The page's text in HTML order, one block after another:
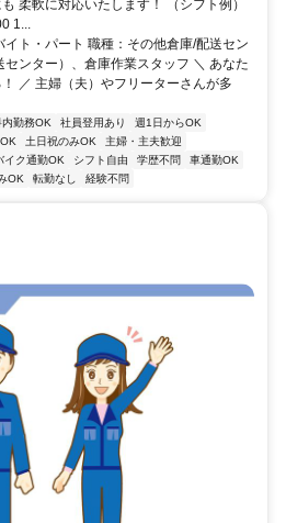
柔軟に対応いたします！ （シフト例）
1...
ト・パート 職種：その他倉庫/配送セン
ンター）、倉庫作業スタッフ ＼ あなた
／ 主婦（夫）やフリーターさんが多
内勤務OK 社員登用あり
週1日からOK
土日祝のみOK
主婦・主夫歓迎
イク通勤OK シフト自由 学歴不問
車通勤OK
OK 転勤なし 経験不問